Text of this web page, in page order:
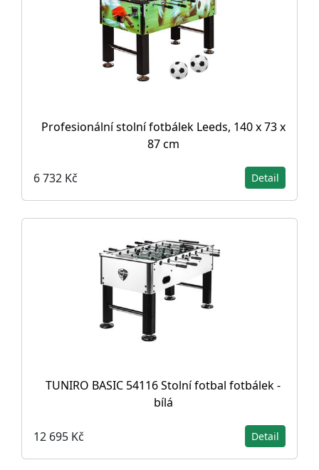
Profesionální stolní fotbálek Leeds, 140 x 73 x
87 cm
6 732 Kč Detail
TUNIRO BASIC 54116 Stolní fotbal fotbálek -
bílá
12 695 Kč Detail